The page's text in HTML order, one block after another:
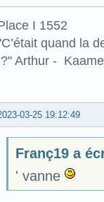
I 1552
quand la
Arthur -
03-25 19:12:49
Franç19 a
' vanne